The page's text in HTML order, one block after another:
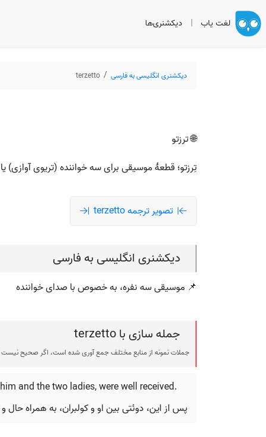
لغت یاب | دیکشنری‌ها
دیکشنری انگلیسی به فارسی terzetto
🌐 ترزتو
تِرزتو؛ قطعهٔ موسیقی برای سه خواننده (تریوی آوازی)
تصویر ترجمه terzetto
دیکشنری انگلیسی به فارسی
📌 موسیقی سه نفره، به خصوص با صدای خواننده
جمله سازی با terzetto
جملات نمونه از منابع مختلف جمع آوری شده است، اگر صحیح نیست
and the two ladies, were well received.
پس از این، دوئتی بین او و کولبران، به همراه حال